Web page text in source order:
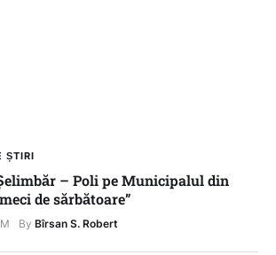
ȘTIRI
– Poli pe Municipalul din
de sărbătoare”
By Bîrsan S. Robert